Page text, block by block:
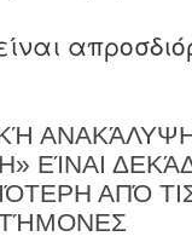
ΕΊΝΑΙ
ΑΠΌ